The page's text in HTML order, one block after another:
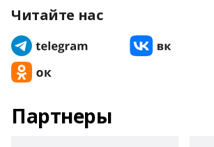
Читайте нас
Партнеры